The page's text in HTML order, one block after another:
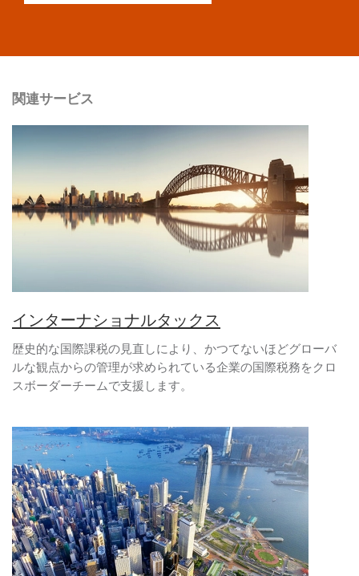
関連サービス
インターナショナルタックス
歴史的な国際課税の見直しにより、かつてないほどグローバ
ルな観点からの管理が求められている企業の国際税務をクロ
スボーダーチームで支援します。